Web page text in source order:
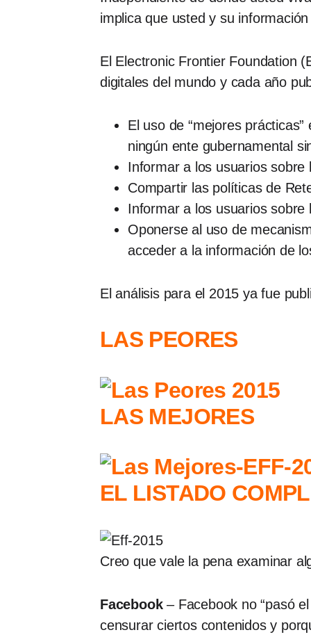
implica que usted y su
El Electronic Frontier Foundation
digitales del mundo y cada año
El uso de “mejores
ningún ente gubernamental
Informar a los usuarios sobre
Compartir las políticas de
Informar a los usuarios
Oponerse al uso de
acceder a la información de
El análisis para el 2015 ya fue
LAS PEORES
LAS MEJORES
EL LISTADO
Creo que vale la pena examinar
Facebook– Facebook no “pasó
censurar ciertos contenidos y